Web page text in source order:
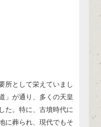
所として栄えていまし
」が通り、多くの天皇
た。特に、古墳時代に
に葬られ、現代でもそ